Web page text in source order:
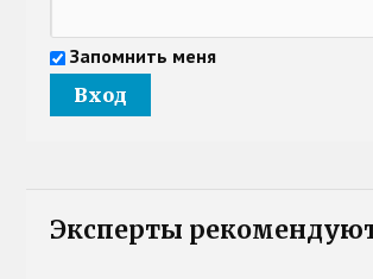
Запомнить меня
Эксперты